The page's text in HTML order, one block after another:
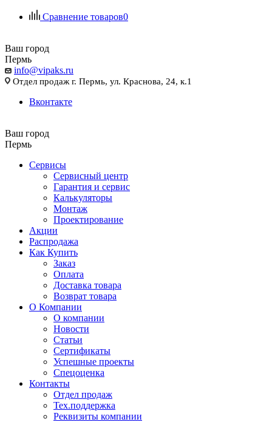
Сравнение товаров0
Ваш город
Пермь
info@vipaks.ru
Отдел продаж г. Пермь, ул. Краснова, 24, к.1
Вконтакте
Ваш город
Пермь
Сервисы
Сервисный центр
Гарантия и сервис
Калькуляторы
Монтаж
Проектирование
Акции
Распродажа
Как Купить
Заказ
Оплата
Доставка товара
Возврат товара
О Компании
О компании
Новости
Статьи
Сертификаты
Успешные проекты
Спецоценка
Контакты
Отдел продаж
Тех.поддержка
Реквизиты компании